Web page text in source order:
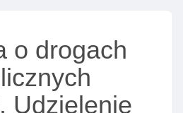
o drogach
Udzielenie
dróg krajowych I